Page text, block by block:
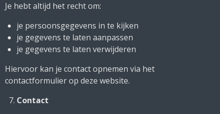
Je hebt altijd het recht om:
je persoonsgegevens in te kijken
je gegevens te laten aanpassen
je gegevens te laten verwijderen
Hiervoor kan je contact opnemen via het
contactformulier op deze website.
Contact